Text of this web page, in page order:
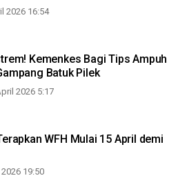
2026 16:54
Kemenkes Bagi Tips Ampuh
Batuk Pilek
2026 5:17
WFH Mulai 15 April demi
19:50